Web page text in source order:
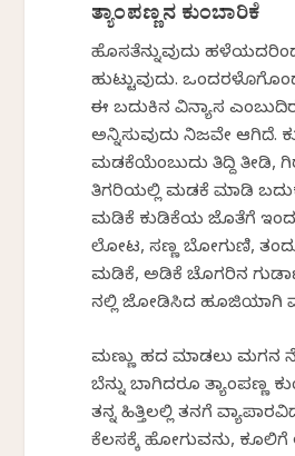
ತ್ಯಾಂಪಣ್ಣನ ಕುಂಬಾರಿಕೆ
ಹೊಸತೆನ್ನುವುದು
ಹುಟ್ಟುವುದು.
ಈ ಬದುಕಿನ ವಿನ್ಯಾಸ
ಅನ್ನಿಸುವುದು ನಿಜವೇ ಆಗಿದೆ.
ಮಡಕೆಯೆಂಬುದು ತಿದ್ದಿ ತೀಡಿ,
ತಿಗರಿಯಲ್ಲಿ ಮಡಕೆ ಮಾಡಿ
ಮಡಿಕೆ ಕುಡಿಕೆಯ ಜೊತೆಗೆ
ಲೋಟ, ಸಣ್ಣ ಬೋಗುಣಿ,
ಮಡಿಕೆ, ಅಡಿಕೆ ಚೊಗರಿನ
ನಲ್ಲಿ ಜೋಡಿಸಿದ ಹೂಜಿಯಾಗಿ
ಮಣ್ಣು ಹದ ಮಾಡಲು ಮಗನ
ಬೆನ್ನು ಬಾಗಿದರೂ ತ್ಯಾಂಪಣ್ಣ
ತನ್ನ ಹಿತ್ತಿಲಲ್ಲಿ ತನಗೆ
ಕೆಲಸಕ್ಕೆ ಹೋಗುವನು, ಕೂಲಿಗೆ